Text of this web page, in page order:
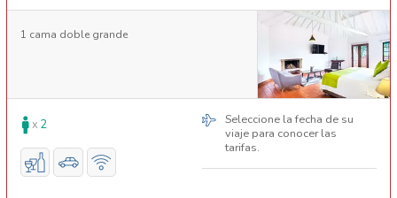
1 cama doble grande
x 2
Seleccione la fecha de su
viaje para conocer las
tarifas.